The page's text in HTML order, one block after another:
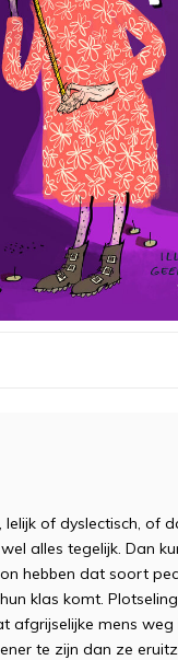
of dyslectisch, of
alles tegelijk. Dan
hebben dat soort
klas komt.
afgrijselijke mens
te zijn dan ze